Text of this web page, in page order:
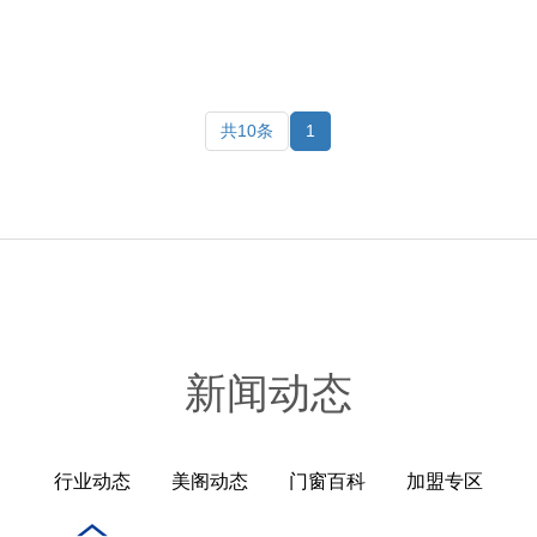
共10条 1
新闻动态
行业动态 美阁动态 门窗百科 加盟专区